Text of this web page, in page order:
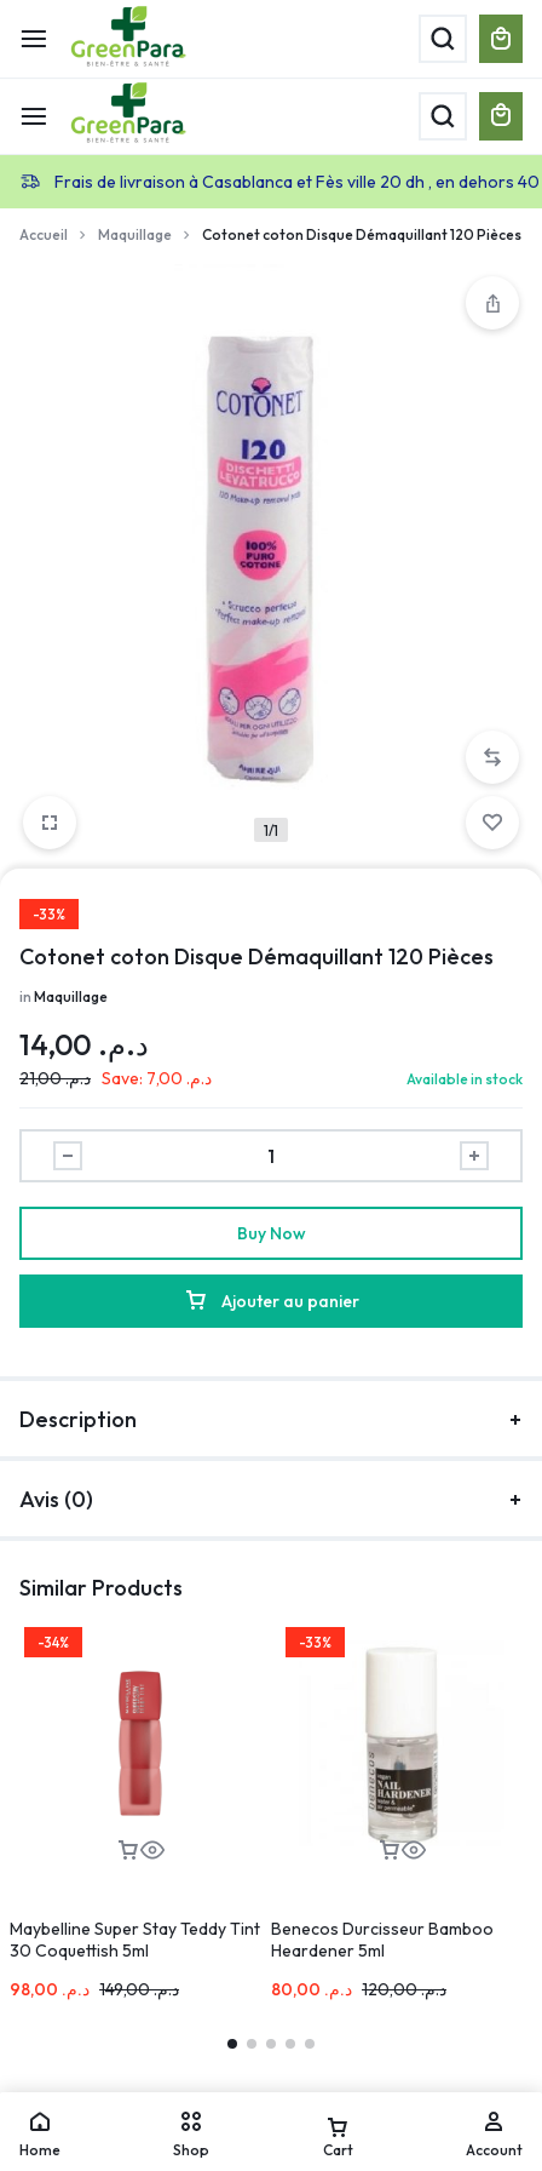
Frais de livraison à Casablanca et Fès ville 20 dh , en dehors
Accueil Maquillage Cotonet coton Disque Démaquillant 120 Pièces
1/1
-33%
Cotonet coton Disque Démaquillant 120 Pièces
in Maquillage
د.م.
د.م.21,00 Save: د.م. Available in stock
Ajouter au panier
Buy Now
Description
Avis (0)
Similar Products
-34%
Maybelline Super Stay Teddy Tint
30 Coquettish 5ml
د.م.
د.م.149,00
-33%
Benecos Durcisseur Bamboo
Heardener 5ml
د.م.
د.م.120,00
Home Shop Cart Account